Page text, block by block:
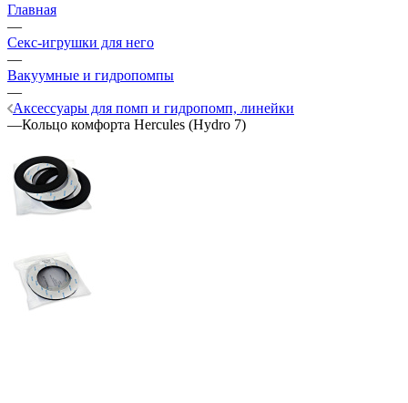
Главная
—
Секс-игрушки для него
—
Вакуумные и гидропомпы
—
Аксессуары для помп и гидропомп, линейки
—Кольцо комфорта Hercules (Hydro 7)